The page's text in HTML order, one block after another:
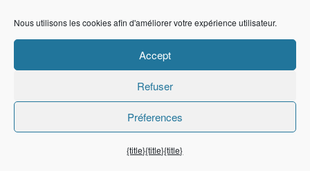
Étiquettes
accompagnement
Nous utilisons les cookies afin d'améliorer votre expérience utilisateur.
Accept
Refuser
Préferences
{title}{title}{title}